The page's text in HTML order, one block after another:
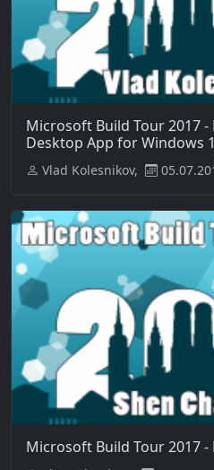
Microsoft Build Tour 2017
Desktop App for Windows
Vlad Kolesnikov,
Microsoft Build Tour 2017 -